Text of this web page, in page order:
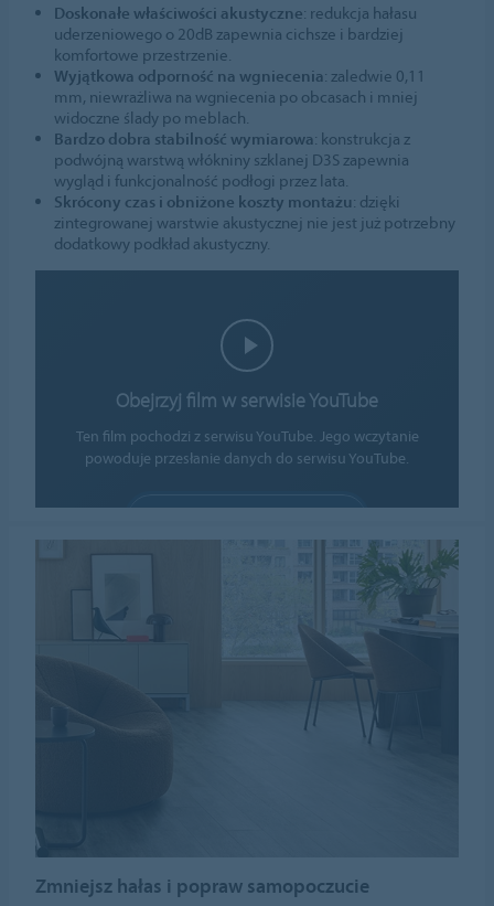
Doskonałe właściwości akustyczne: redukcja hałasu
uderzeniowego o 20dB zapewnia cichsze i bardziej
komfortowe przestrzenie.
Wyjątkowa odporność na wgniecenia: zaledwie 0,11
mm, niewrażliwa na wgniecenia po obcasach i mniej
widoczne ślady po meblach.
Bardzo dobra stabilność wymiarowa: konstrukcja z
podwójną warstwą włókniny szklanej D3S zapewnia
wygląd i funkcjonalność podłogi przez lata.
Skrócony czas i obniżone koszty montażu: dzięki
zintegrowanej warstwie akustycznej nie jest już potrzebny
dodatkowy podkład akustyczny.
Obejrzyj film w serwisie YouTube
Ten film pochodzi z serwisu YouTube. Jego wczytanie
powoduje przesłanie danych do serwisu YouTube.
Zmniejsz hałas i popraw samopoczucie